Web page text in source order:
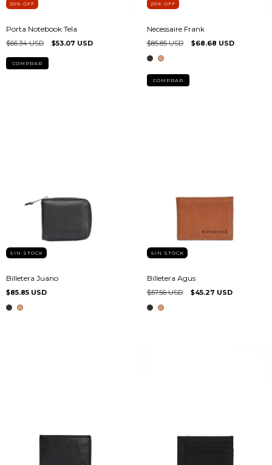
20% OFF
Porta Notebook Tela
$66.34 USD $53.07 USD
COMPRAR
20% OFF
Necessaire Frank
$85.85 USD $68.68 USD
COMPRAR
SIN STOCK
Billetera Juano
$85.85 USD
SIN STOCK
Billetera Agus
$57.56 USD $45.27 USD